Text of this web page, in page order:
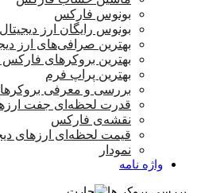
بونوس فارکس
بونوس رایگان ارز دیجیتال
بهترین صرافی‌های ارز
بهترین بروکرهای فارکس
بهترین پراپ‌ فرم
بررسی و معرفی
قدرت لحظه‌ای جفت
نقشه‌ی فارکس
قیمت لحظه‌ای ارزهای
نمودار
واژه نامه